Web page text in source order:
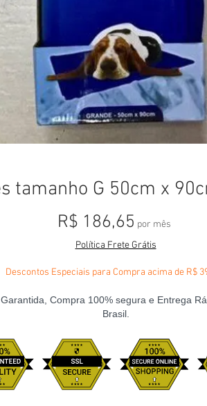
tamanho G 50cm x
R$ 186,65Preço
por mês
Política Frete Grátis
Descontos Especiais para Compra acima de R$
Compra 100% segura e Entrega
Brasil.